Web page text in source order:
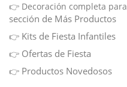
👉 Decoración completa
sección de Más Productos
👉 Kits de Fiesta Infantiles
👉 Ofertas de Fiesta
👉 Productos Novedosos